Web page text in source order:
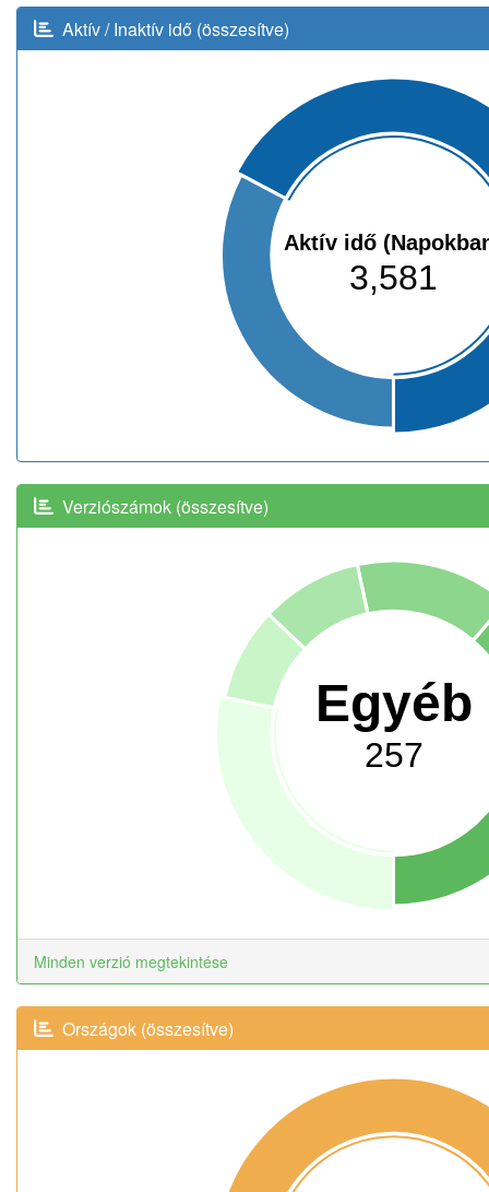
Aktív / Inaktív idő (összesítve)
Aktív idő
3,581
Verziószámok (összesítve)
Egyéb
257
Minden verzió megtekintése
Országok (összesítve)